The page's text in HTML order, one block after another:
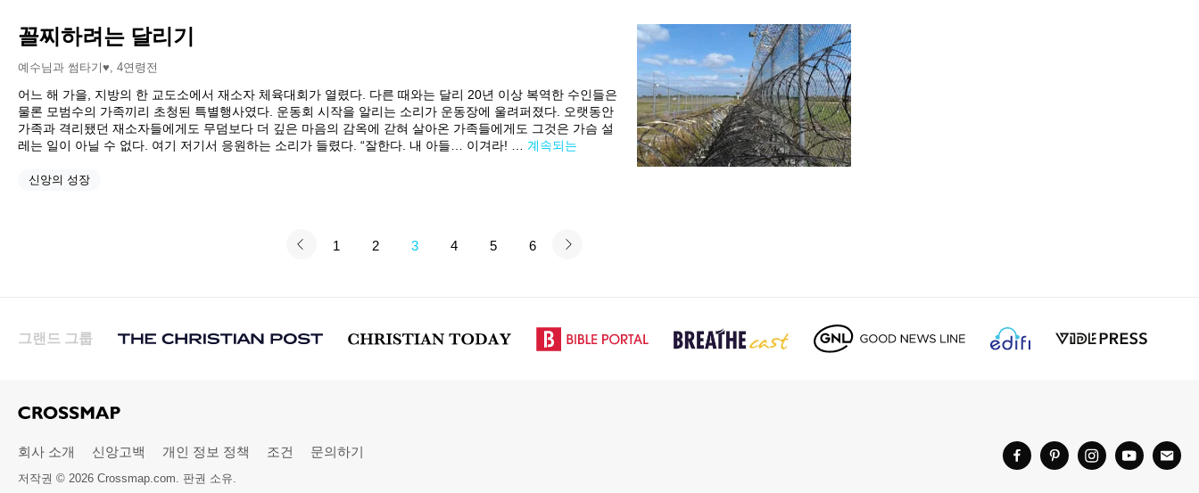
꼴찌하려는 달리기
예수님과 썸타기♥, 4연령전
어느 해 가을, 지방의 한 교도소에서 재소자 체육대회가 열렸다. 다른 때와는 달리 20년 이상 복역한 수인들은
물론 모범수의 가족끼리 초청된 특별행사였다. 운동회 시작을 알리는 소리가 운동장에 울려퍼졌다. 오랫동안
가족과 격리됐던 재소자들에게도 무덤보다 더 깊은 마음의 감옥에 갇혀 살아온 가족들에게도 그것은 가슴 설
레는 일이 아닐 수 없다. 여기 저기서 응원하는 소리가 들렸다. “잘한다. 내 아들… 이겨라! … 계속되는
신앙의 성장
1 2 3 4 5 6
그랜드 그룹
회사 소개 신앙고백 개인 정보 정책 조건 문의하기
저작권 © 2026 Crossmap.com. 판권 소유.